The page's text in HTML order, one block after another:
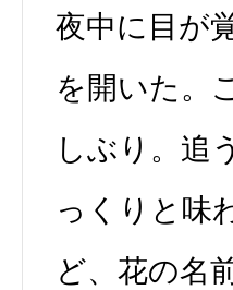
夜中に目が
を開いた。
しぶり。追
っくりと味
ど、花の名